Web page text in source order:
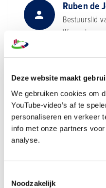
Deze website maakt
We gebruiken cookies om
YouTube-video’s af te
personaliseren en verkeer
info met onze partners
analyse.
Noodzakelijk
Ruben de
Bestuurslid
Wegenbouw
Erik de
Bestuurslid
Wegenbouw